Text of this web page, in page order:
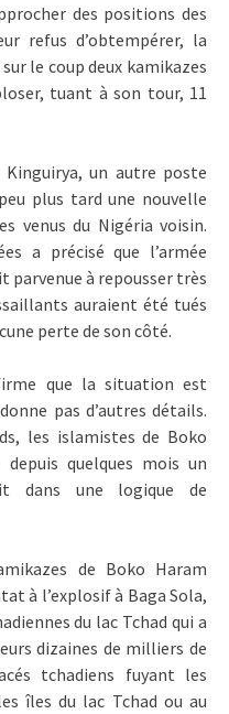
des positions des
refus d’obtempérer, la
le coup deux kamikazes
tuant à son tour, 11
un autre poste
plus tard une nouvelle
venus du Nigéria voisin.
a précisé que l’armée
parvenue à repousser très
auraient été tués
perte de son côté.
que la situation est
pas d’autres détails.
les islamistes de Boko
quelques mois un
dans une logique de
de Boko Haram
à l’explosif à Baga Sola,
du lac Tchad qui a
dizaines de milliers de
tchadiens fuyant les
îles du lac Tchad ou au